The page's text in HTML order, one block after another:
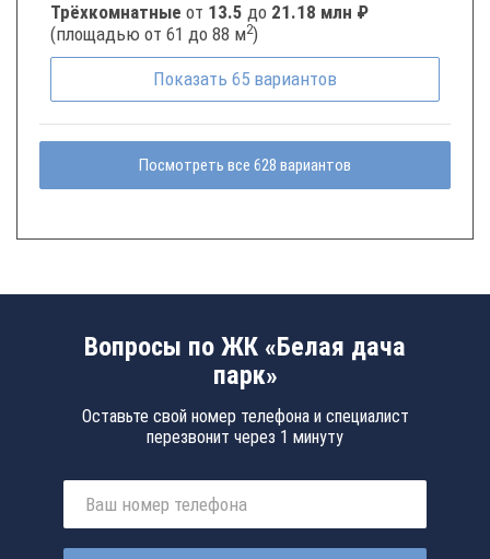
Трёхкомнатные от 13.5 до 21.18 млн ₽
(площадью от 61 до 88 м2)
Показать 65 вариантов
Посмотреть все 628 вариантов
Вопросы по ЖК «Белая дача
парк»
Оставьте свой номер телефона и специалист
перезвонит через 1 минуту